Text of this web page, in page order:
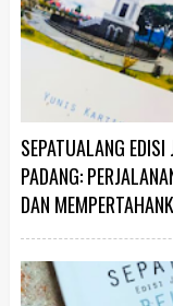
SEPATUALANG
PADANG:
DAN